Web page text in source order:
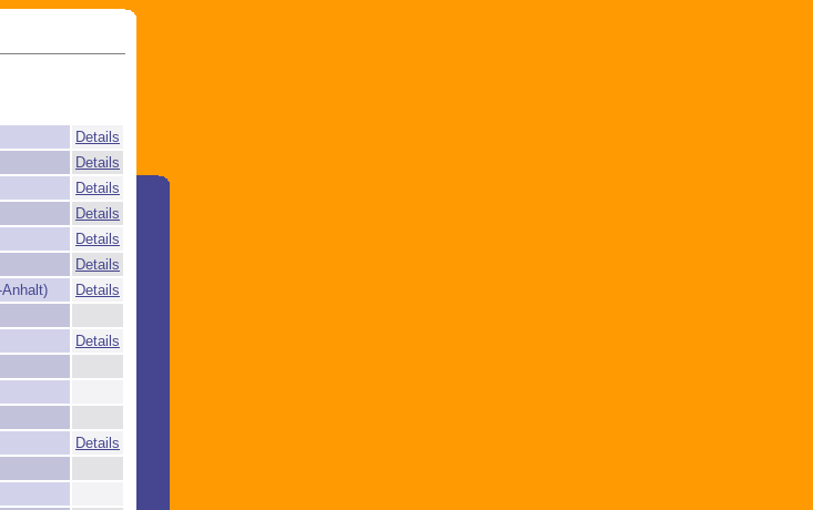
Details
Details
Details
Details
Details
Details
Details
Details
Details